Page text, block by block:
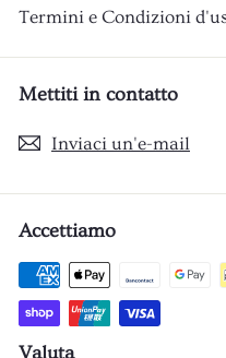
Termini e Condizioni
Mettiti in contatto
Inviaci un'e-mail
Accettiamo
Valuta